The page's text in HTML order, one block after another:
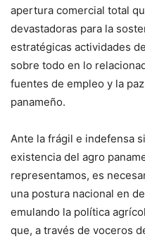
apertura comercial total
devastadoras para la
estratégicas actividades
sobre todo en lo
fuentes de empleo y la
panameño.
Ante la frágil e indefensa
existencia del agro
representamos, es
una postura nacional en
emulando la política
que, a través de voceros